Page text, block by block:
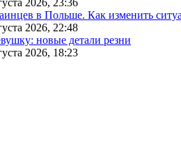
2026, 23:36
в Польше. Как изменить
2026, 22:48
новые детали резни
2026, 18:23